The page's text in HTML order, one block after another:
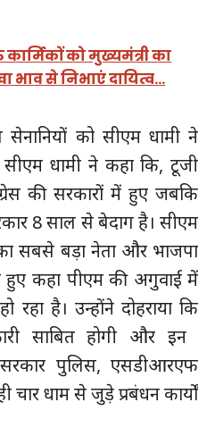
को मुख्यमंत्री का
भाव से निभाएं दायित्व…
सेनानियों को सीएम धामी ने
धामी ने कहा कि, टूजी
की सरकारों में हुए जबकि
8 साल से बेदाग है। सीएम
सबसे बड़ा नेता और भाजपा
हुए कहा पीएम की अगुवाई में
है। उन्होंने दोहराया कि
साबित होगी और इन
सरकार पुलिस, एसडीआरएफ
धाम से जुड़े प्रबंधन कार्यों